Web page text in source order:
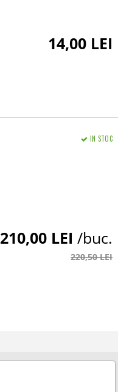
14,00 LEI
IN STOC
210,00 LEI /buc.
220,50 LEI